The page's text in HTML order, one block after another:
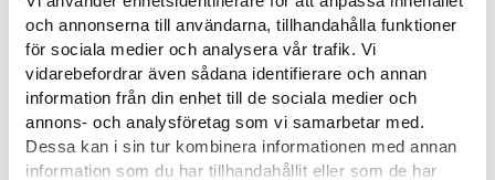
och annonserna till användarna, tillhandahålla funktioner
för sociala medier och analysera vår trafik. Vi
vidarebefordrar även sådana identifierare och annan
information från din enhet till de sociala medier och
annons- och analysföretag som vi samarbetar med.
Dessa kan i sin tur kombinera informationen med annan
information som du har tillhandahållit eller som de har